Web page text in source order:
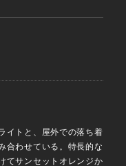
イトと、屋外での落ち着
合わせている。特長的な
てサンセットオレンジか